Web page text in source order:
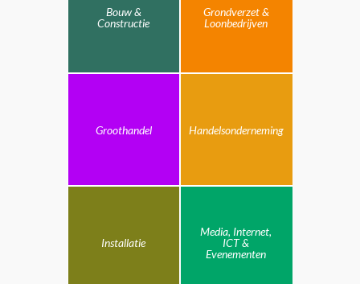
Bouw &
Constructie
Grondverzet &
Loonbedrijven
Groothandel Handelsonderneming
Installatie
Media, Internet,
ICT &
Evenementen